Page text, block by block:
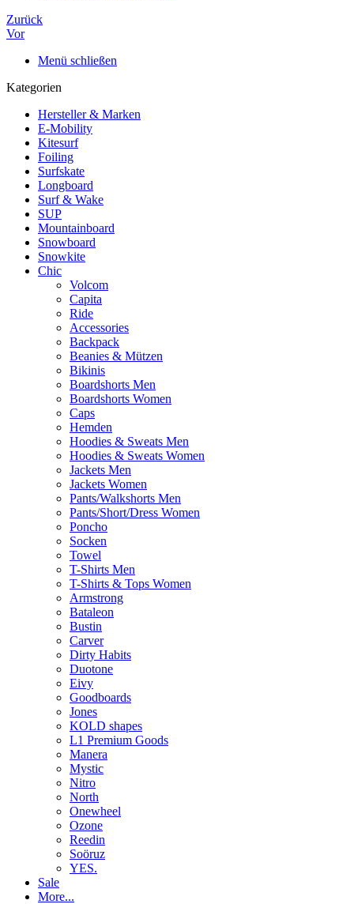
Zurück
Vor
Menü schließen
Kategorien
Hersteller & Marken
E-Mobility
Kitesurf
Foiling
Surfskate
Longboard
Surf & Wake
SUP
Mountainboard
Snowboard
Snowkite
Chic
Volcom
Capita
Ride
Accessories
Backpack
Beanies & Mützen
Bikinis
Boardshorts Men
Boardshorts Women
Caps
Hemden
Hoodies & Sweats Men
Hoodies & Sweats Women
Jackets Men
Jackets Women
Pants/Walkshorts Men
Pants/Short/Dress Women
Poncho
Socken
Towel
T-Shirts Men
T-Shirts & Tops Women
Armstrong
Bataleon
Bustin
Carver
Dirty Habits
Duotone
Eivy
Goodboards
Jones
KOLD shapes
L1 Premium Goods
Manera
Mystic
Nitro
North
Onewheel
Ozone
Reedin
Soöruz
YES.
Sale
More...